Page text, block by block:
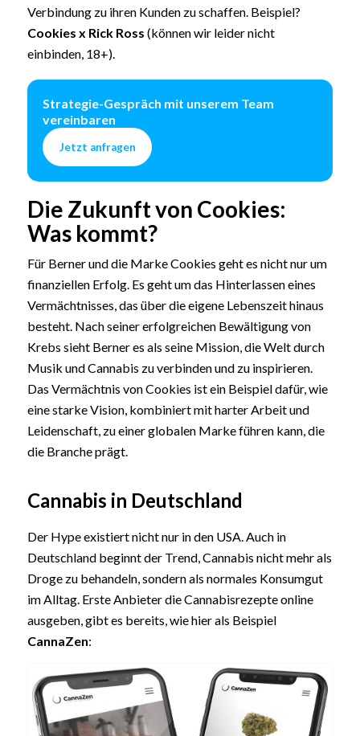
Verbindung zu ihren Kunden zu schaffen. Beispiel?
Cookies x Rick Ross (können wir leider nicht
einbinden, 18+).
Strategie-Gespräch mit unserem Team
vereinbaren
Jetzt anfragen
Die Zukunft von Cookies:
Was kommt?
Für Berner und die Marke Cookies geht es nicht nur um
finanziellen Erfolg. Es geht um das Hinterlassen eines
Vermächtnisses, das über die eigene Lebenszeit hinaus
besteht. Nach seiner erfolgreichen Bewältigung von
Krebs sieht Berner es als seine Mission, die Welt durch
Musik und Cannabis zu verbinden und zu inspirieren.
Das Vermächtnis von Cookies ist ein Beispiel dafür, wie
eine starke Vision, kombiniert mit harter Arbeit und
Leidenschaft, zu einer globalen Marke führen kann, die
die Branche prägt.
Cannabis in Deutschland
Der Hype existiert nicht nur in den USA. Auch in
Deutschland beginnt der Trend, Cannabis nicht mehr als
Droge zu behandeln, sondern als normales Konsumgut
im Alltag. Erste Anbieter die Cannabisrezepte online
ausgeben, gibt es bereits, wie hier als Beispiel
CannaZen: